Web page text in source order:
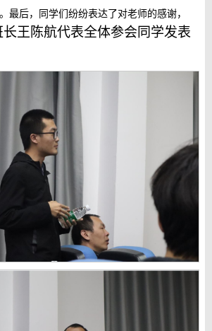
最后，同学们纷纷表达了对老师的感谢，
王陈航代表全体参会同学发表